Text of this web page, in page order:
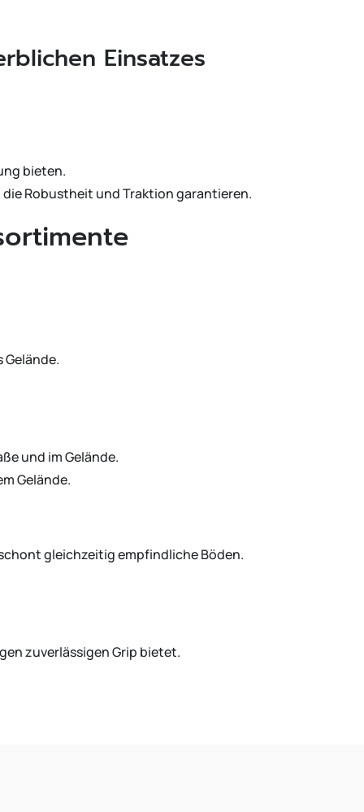
Einsatzes
bieten.
Robustheit und Traktion garantieren.
und im Gelände.
Gelände.
gleichzeitig empfindliche Böden.
zuverlässigen Grip bietet.